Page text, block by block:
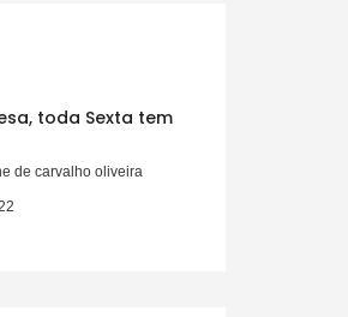
toda Sexta tem
de carvalho oliveira